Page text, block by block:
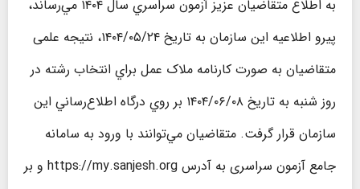
به اطلاع متقاضیان عزیز آزمون سراسري سال ۱۴۰۴ مي‌رساند،
پیرو اطلاعیه این سازمان به تاریخ ۱۴۰۴/۰۵/۲۴، نتيجه علمی
متقاضیان به صورت كارنامه ملاک عمل براي انتخاب رشته در
روز شنبه به تاریخ ۱۴۰۴/۰۶/۰۸ بر روي درگاه اطلاع‌رساني اين
سازمان قرار گرفت. متقاضیان مي‌توانند با ورود به سامانه
جامع آزمون سراسری به آدرس https://my.sanjesh.org و بر